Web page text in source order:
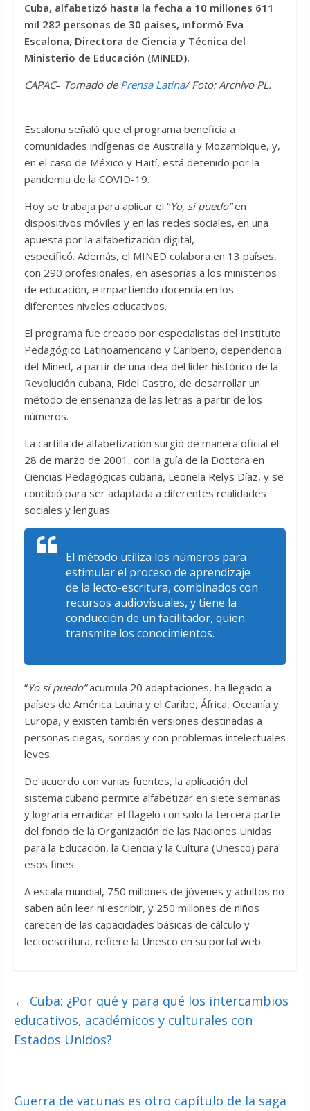
Cuba, alfabetizó hasta la fecha a 10 millones 611
mil 282 personas de 30 países, informó Eva
Escalona, Directora de Ciencia y Técnica del
Ministerio de Educación (MINED).
CAPAC– Tomado de Prensa Latina/ Foto: Archivo PL.
Escalona señaló que el programa beneficia a
comunidades indígenas de Australia y Mozambique, y,
en el caso de México y Haití, está detenido por la
pandemia de la COVID-19.
Hoy se trabaja para aplicar el “Yo, sí puedo”en
dispositivos móviles y en las redes sociales, en una
apuesta por la alfabetización digital,
especificó. Además, el MINED colabora en 13 países,
con 290 profesionales, en asesorías a los ministerios
de educación, e impartiendo docencia en los
diferentes niveles educativos.
El programa fue creado por especialistas del Instituto
Pedagógico Latinoamericano y Caribeño, dependencia
del Mined, a partir de una idea del líder histórico de la
Revolución cubana, Fidel Castro, de desarrollar un
método de enseñanza de las letras a partir de los
números.
La cartilla de alfabetización surgió de manera oficial el
28 de marzo de 2001, con la guía de la Doctora en
Ciencias Pedagógicas cubana, Leonela Relys Díaz, y se
concibió para ser adaptada a diferentes realidades
sociales y lenguas.
El método utiliza los números para
estimular el proceso de aprendizaje
de la lecto-escritura, combinados con
recursos audiovisuales, y tiene la
conducción de un facilitador, quien
transmite los conocimientos.
“Yo sí puedo”acumula 20 adaptaciones, ha llegado a
países de América Latina y el Caribe, África, Oceanía y
Europa, y existen también versiones destinadas a
personas ciegas, sordas y con problemas intelectuales
leves.
De acuerdo con varias fuentes, la aplicación del
sistema cubano permite alfabetizar en siete semanas
y lograría erradicar el flagelo con solo la tercera parte
del fondo de la Organización de las Naciones Unidas
para la Educación, la Ciencia y la Cultura (Unesco) para
esos fines.
A escala mundial, 750 millones de jóvenes y adultos no
saben aún leer ni escribir, y 250 millones de niños
carecen de las capacidades básicas de cálculo y
lectoescritura, refiere la Unesco en su portal web.
← Cuba: ¿Por qué y para qué los intercambios
educativos, académicos y culturales con
Estados Unidos?
Guerra de vacunas es otro capítulo de la saga